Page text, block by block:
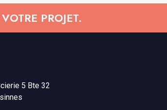
PROJET.
5 Bte 32